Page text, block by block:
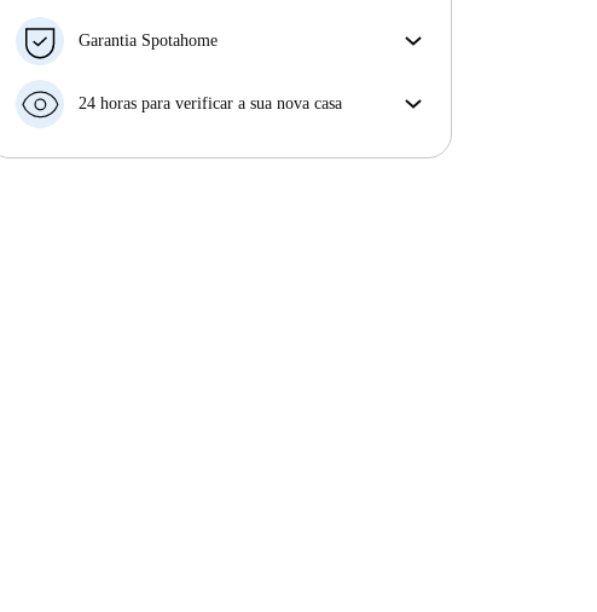
Garantia Spotahome
antecedência, nós iremos A) pagar um hotel e ajudá-
seu dinheiro na totalidade.
24 horas para verificar a sua nova casa